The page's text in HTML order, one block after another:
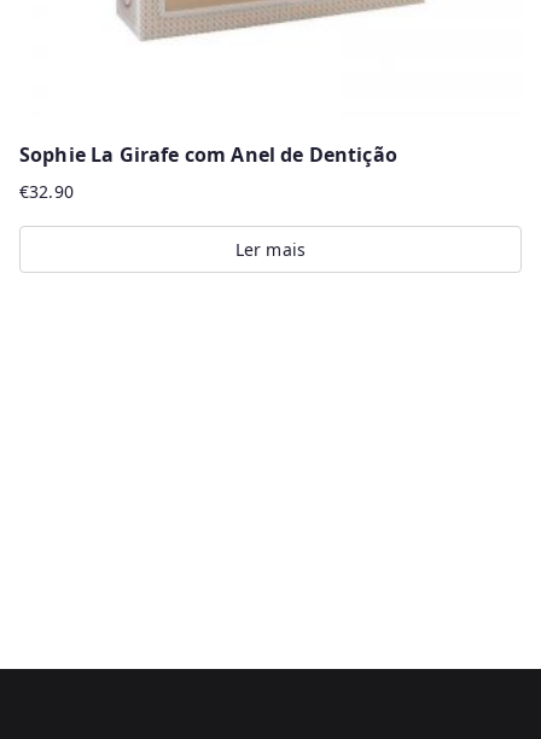
Sophie La Girafe com Anel de Dentição
€32.90
Ler mais